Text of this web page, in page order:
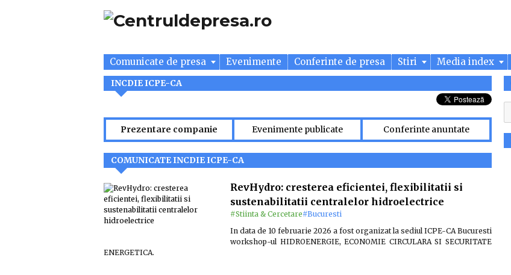
Comunicate de presa Evenimente Conferinte de presa Stiri Media index
INCDIE ICPE-CA
Prezentare companie Evenimente publicate Conferinte anuntate
COMUNICATE INCDIE ICPE-CA
RevHydro: cresterea eficientei, flexibilitatii si
sustenabilitatii centralelor hidroelectrice
#Stiinta & Cercetare#Bucuresti
In data de 10 februarie 2026 a fost organizat la sediul ICPE-CA Bucuresti
workshop-ul HIDROENERGIE, ECONOMIE CIRCULARA SI SECURITATE
ENERGETICA.